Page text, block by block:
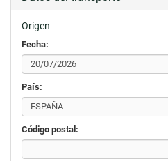
Origen
Fecha:
País:
Código postal: